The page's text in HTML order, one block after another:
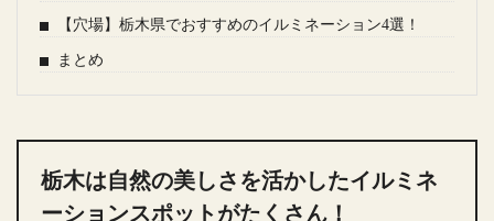
【穴場】栃木県でおすすめのイルミネーション4選！
まとめ
栃木は自然の美しさを活かしたイルミネ
ーションスポットがたくさん！